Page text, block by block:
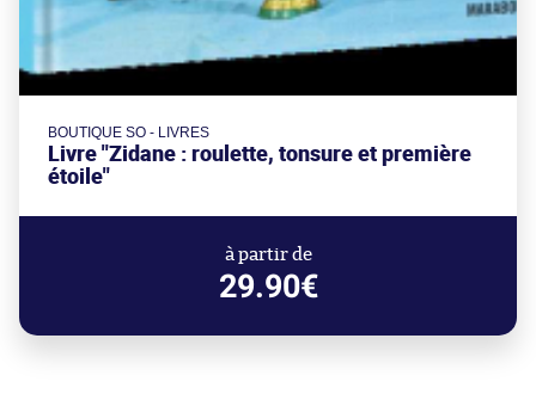
BOUTIQUE SO - LIVRES
Livre "Zidane : roulette, tonsure et première
étoile"
à partir de
29.90€